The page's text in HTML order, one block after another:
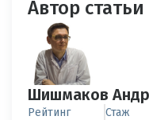
Автор статьи
Шишмаков
Рейтинг Стаж